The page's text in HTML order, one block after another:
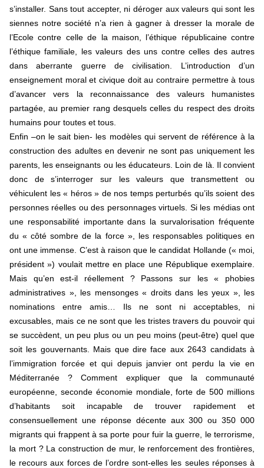
s’installer. Sans tout accepter, ni déroger aux valeurs qui sont les
siennes notre société n’a rien à gagner à dresser la morale de
l’Ecole contre celle de la maison, l’éthique républicaine contre
l’éthique familiale, les valeurs des uns contre celles des autres
dans aberrante guerre de civilisation. L’introduction d’un
enseignement moral et civique doit au contraire permettre à tous
d’avancer vers la reconnaissance des valeurs humanistes
partagée, au premier rang desquels celles du respect des droits
humains pour toutes et tous.
Enfin –on le sait bien- les modèles qui servent de référence à la
construction des adultes en devenir ne sont pas uniquement les
parents, les enseignants ou les éducateurs. Loin de là. Il convient
donc de s’interroger sur les valeurs que transmettent ou
véhiculent les « héros » de nos temps perturbés qu’ils soient des
personnes réelles ou des personnages virtuels. Si les médias ont
une responsabilité importante dans la survalorisation fréquente
du « côté sombre de la force », les responsables politiques en
ont une immense. C’est à raison que le candidat Hollande (« moi,
président ») voulait mettre en place une République exemplaire.
Mais qu’en est-il réellement ? Passons sur les « phobies
administratives », les mensonges « droits dans les yeux », les
nominations entre amis… Ils ne sont ni acceptables, ni
excusables, mais ce ne sont que les tristes travers du pouvoir qui
se succèdent, un peu plus ou un peu moins (peut-être) quel que
soit les gouvernants. Mais que dire face aux 2643 candidats à
l’immigration forcée et qui depuis janvier ont perdu la vie en
Méditerranée ? Comment expliquer que la communauté
européenne, seconde économie mondiale, forte de 500 millions
d’habitants soit incapable de trouver rapidement et
consensuellement une réponse décente aux 300 ou 350 000
migrants qui frappent à sa porte pour fuir la guerre, le terrorisme,
la mort ? La construction de mur, le renforcement des frontières,
le recours aux forces de l’ordre sont-elles les seules réponses à